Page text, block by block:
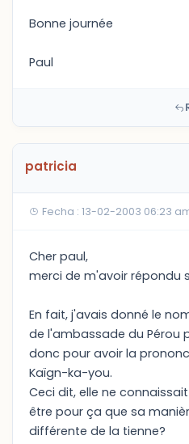
Bonne journée
Paul
patricia
Fecha : 13-02-2003 06:23
Cher paul,
merci de m'avoir répondu
En fait, j'avais donné le
de l'ambassade du Pérou
donc pour avoir la
Kaïgn-ka-you.
Ceci dit, elle ne
être pour ça que sa
différente de la tienne?